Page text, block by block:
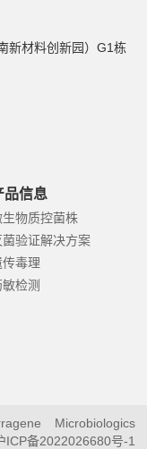
新材料创新园）G1栋
品信息
生物质控菌株
菌验证解决方案
传毒理
敏检测
Microbiologics
ICP备2022026680号-1